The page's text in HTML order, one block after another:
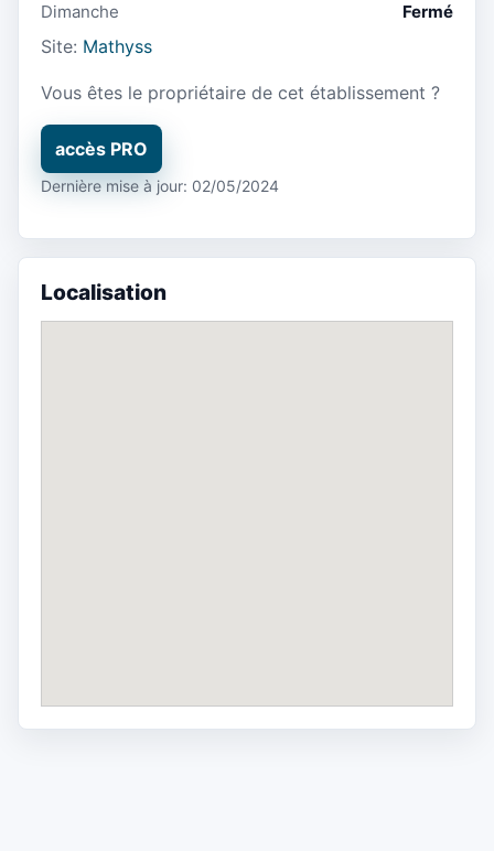
Dimanche
Fermé
Site: Mathyss
Vous êtes le propriétaire de cet établissement ?
accès PRO
Dernière mise à jour: 02/05/2024
Localisation